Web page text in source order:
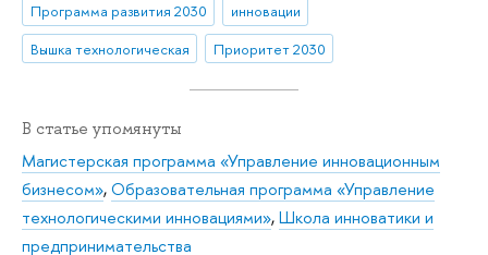
Программа развития 2030
инновации
Вышка технологическая
Приоритет 2030
В статье упомянуты
Магистерская программа «Управление инновационным
бизнесом»,Образовательная программа «Управление
технологическими инновациями»,Школа инноватики и
предпринимательства